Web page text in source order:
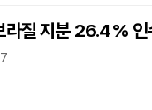
장을 밝혔다.특히 현대자동
고 있다고 강조했다. 현대차
조기에 확인되면 200억 달러
라질 지분 26.4% 인